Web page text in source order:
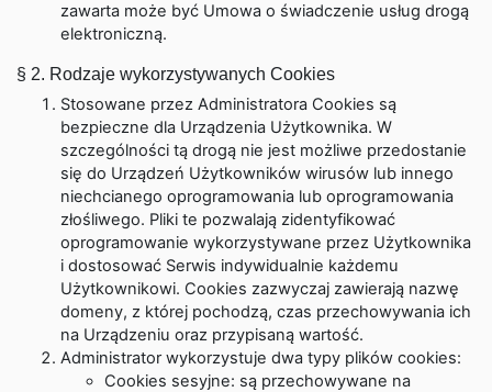
zawarta może być Umowa o świadczenie usług drogą
elektroniczną.
§ 2. Rodzaje wykorzystywanych Cookies
Stosowane przez Administratora Cookies są
bezpieczne dla Urządzenia Użytkownika. W
szczególności tą drogą nie jest możliwe przedostanie
się do Urządzeń Użytkowników wirusów lub innego
niechcianego oprogramowania lub oprogramowania
złośliwego. Pliki te pozwalają zidentyfikować
oprogramowanie wykorzystywane przez Użytkownika
i dostosować Serwis indywidualnie każdemu
Użytkownikowi. Cookies zazwyczaj zawierają nazwę
domeny, z której pochodzą, czas przechowywania ich
na Urządzeniu oraz przypisaną wartość.
Administrator wykorzystuje dwa typy plików cookies:
Cookies sesyjne: są przechowywane na